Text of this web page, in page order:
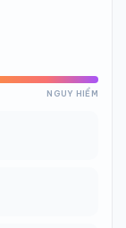
NGUY HIỂM